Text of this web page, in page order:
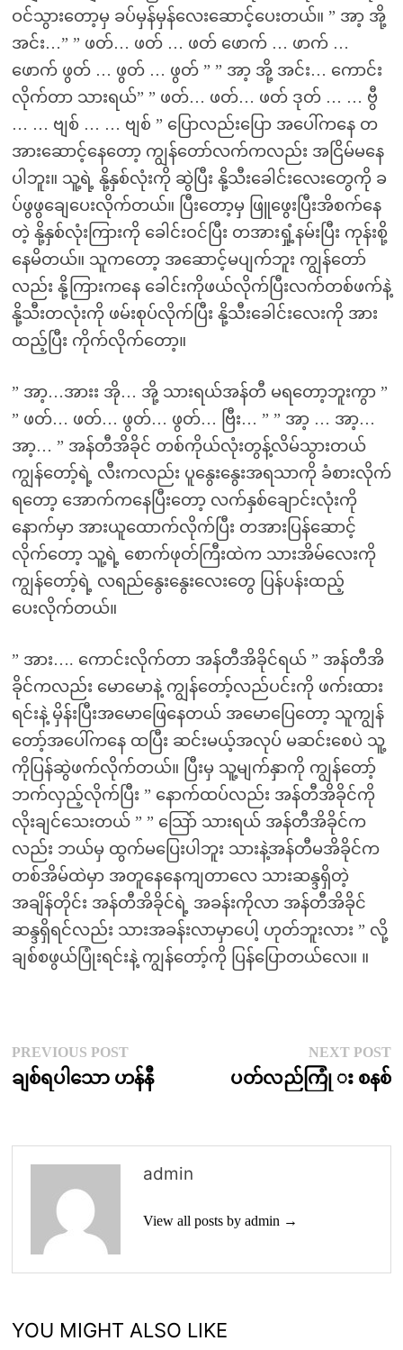
ဝင်သွားတော့မှ ခပ်မှန်မှန်လေးဆောင့်ပေးတယ်။ ” အာ့ အို့
အင်း…” ” ဖတ်… ဖတ် … ဖတ် ဖောက် … ဖာက် …
ဖောက် ဖွတ် … ဖွတ် … ဖွတ် ” ” အာ့ အို့ အင်း… ကောင်း
လိုက်တာ သားရယ်” ” ဖတ်… ဖတ်… ဖတ် ဒုတ် … … ဗွီ
… … ဗျစ် … … ဗျစ် ” ပြောလည်းပြော အပေါ်ကနေ တ
အားဆောင့်နေတော့ ကျွန်တော်လက်ကလည်း အငြိမ်မနေ
ပါဘူး။ သူ့ရဲ့ နို့နှစ်လုံးကို ဆွဲပြီး နို့သီးခေါင်းလေးတွေကို ခ
ပ်ဖွဖွချေပေးလိုက်တယ်။ ပြီးတော့မှ ဖြူဖွေးပြီးအိစက်နေ
တဲ့ နို့နှစ်လုံးကြားကို ခေါင်းဝင်ပြီး တအားရှုံ့နမ်းပြီး ကုန်းစို့
နေမိတယ်။ သူကတော့ အဆောင့်မပျက်ဘူး ကျွန်တော်
လည်း နို့ကြားကနေ ခေါင်းကိုဖယ်လိုက်ပြီးလက်တစ်ဖက်နဲ့
နို့သီးတလုံးကို ဖမ်းစုပ်လိုက်ပြီး နို့သီးခေါင်းလေးကို အား
ထည့်ပြီး ကိုက်လိုက်တော့။
” အာ့…အားး အို… အို့ သားရယ်အန်တီ မရတော့ဘူးကွာ ”
” ဖတ်… ဖတ်… ဖွတ်… ဖွတ်… ဗြီး… ” ” အာ့ … အာ့…
အာ့… ” အန်တီအိခိုင် တစ်ကိုယ်လုံးတွန့်လိမ်သွားတယ်
ကျွန်တော့်ရဲ့ လီးကလည်း ပူနွေးနွေးအရသာကို ခံစားလိုက်
ရတော့ အောက်ကနေပြီးတော့ လက်နှစ်ချောင်းလုံးကို
နောက်မှာ အားယူထောက်လိုက်ပြီး တအားပြန်ဆောင့်
လိုက်တော့ သူ့ရဲ့ စောက်ဖုတ်ကြီးထဲက သားအိမ်လေးကို
ကျွန်တော့်ရဲ့ လရည်နွေးနွေးလေးတွေ ပြန်ပန်းထည့်
ပေးလိုက်တယ်။
” အား…. ကောင်းလိုက်တာ အန်တီအိခိုင်ရယ် ” အန်တီအိ
ခိုင်ကလည်း မောမောနဲ့ ကျွန်တော့်လည်ပင်းကို ဖက်းထား
ရင်းနဲ့ မှိန်းပြီးအမောဖြေနေတယ် အမောပြေတော့ သူကျွန်
တော့်အပေါ်ကနေ ထပြီး ဆင်းမယ့်အလုပ် မဆင်းစေပဲ သူ့
ကိုပြန်ဆွဲဖက်လိုက်တယ်။ ပြီးမှ သူ့မျက်နှာကို ကျွန်တော့်
ဘက်လှည့်လိုက်ပြီး ” နောက်ထပ်လည်း အန်တီအိခိုင်ကို
လိုးချင်သေးတယ် ” ” သြော် သားရယ် အန်တီအိခိုင်က
လည်း ဘယ်မှ ထွက်မပြေးပါဘူး သားနဲ့အန်တီမအိခိုင်က
တစ်အိမ်ထဲမှာ အတူနေနေကျတာလေ သားဆန္ဒရှိတဲ့
အချိန်တိုင်း အန်တီအိခိုင်ရဲ့ အခန်းကိုလာ အန်တီအိခိုင်
ဆန္ဒရှိရင်လည်း သားအခန်းလာမှာပေါ့ ဟုတ်ဘူးလား ” လို့
ချစ်စဖွယ်ပြုံးရင်းနဲ့ ကျွန်တော့်ကို ပြန်ပြောတယ်လေ။ ။
Post
navigation
PREVIOUS POSTPrevious
post:
ချစ်ရပါသော ဟန်နီ
NEXT POST
ပတ်လည်ကြုံ း စနစ်
admin
View all posts by admin →
YOU MIGHT ALSO LIKE